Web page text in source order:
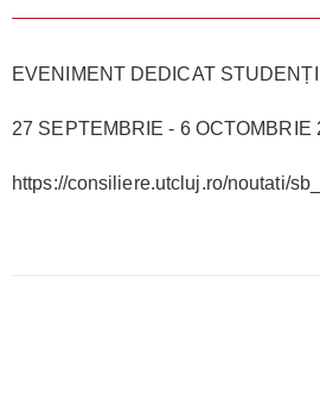
EVENIMENT DEDICAT
27 SEPTEMBRIE - 6 OCTOMBRIE
https://consiliere.utcluj.ro/noutati/